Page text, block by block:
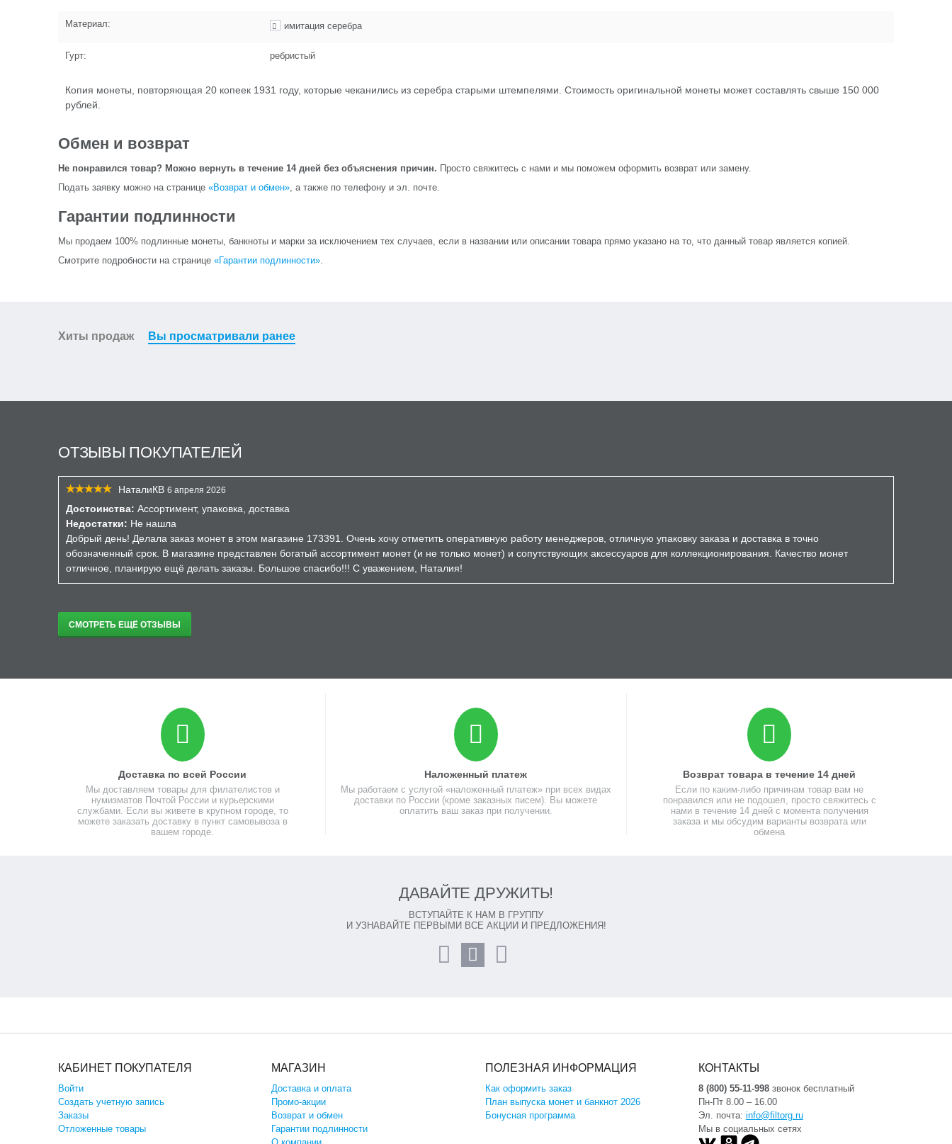
Материал: имитация серебра
Гурт: ребристый
Копия монеты, повторяющая 20 копеек 1931 году, которые чеканились из серебра старыми штемпелями. Стоимость оригинальной монеты может составлять свыше 150 000
рублей.
Обмен и возврат
Не понравился товар? Можно вернуть в течение 14 дней без объяснения причин. Просто свяжитесь с нами и мы поможем оформить возврат или замену.
Подать заявку можно на странице «Возврат и обмен», а также по телефону и эл. почте.
Гарантии подлинности
Мы продаем 100% подлинные монеты, банкноты и марки за исключением тех случаев, если в названии или описании товара прямо указано на то, что данный товар является копией.
Смотрите подробности на странице «Гарантии подлинности».
Хиты продаж Вы просматривали ранее
ОТЗЫВЫ ПОКУПАТЕЛЕЙ
НаталиКВ 6 апреля 2026
Достоинства: Ассортимент, упаковка, доставка
Недостатки: Не нашла
Добрый день! Делала заказ монет в этом магазине 173391. Очень хочу отметить оперативную работу менеджеров, отличную упаковку заказа и доставка в точно
обозначенный срок. В магазине представлен богатый ассортимент монет (и не только монет) и сопутствующих аксессуаров для коллекционирования. Качество монет
отличное, планирую ещё делать заказы. Большое спасибо!!! С уважением, Наталия!
СМОТРЕТЬ ЕЩЁ ОТЗЫВЫ
Доставка по всей России
Мы доставляем товары для филателистов и
нумизматов Почтой России и курьерскими
службами. Если вы живете в крупном городе, то
можете заказать доставку в пункт самовывоза в
вашем городе.
Наложенный платеж
Мы работаем с услугой «наложенный платеж» при всех видах
доставки по России (кроме заказных писем). Вы можете
оплатить ваш заказ при получении.
Возврат товара в течение 14 дней
Если по каким-либо причинам товар вам не
понравился или не подошел, просто свяжитесь с
нами в течение 14 дней с момента получения
заказа и мы обсудим варианты возврата или
обмена
ДАВАЙТЕ ДРУЖИТЬ!
ВСТУПАЙТЕ К НАМ В ГРУППУ
И УЗНАВАЙТЕ ПЕРВЫМИ ВСЕ АКЦИИ И ПРЕДЛОЖЕНИЯ!
КАБИНЕТ ПОКУПАТЕЛЯ
Войти
Создать учетную запись
Заказы
Отложенные товары
МАГАЗИН
Доставка и оплата
Промо-акции
Возврат и обмен
Гарантии подлинности
ПОЛЕЗНАЯ ИНФОРМАЦИЯ
Как оформить заказ
План выпуска монет и банкнот 2026
Бонусная программа
КОНТАКТЫ
8 (800) 55-11-998звонок бесплатный
Пн-Пт 8.00 – 16.00
Эл. почта: info@filtorg.ru
Мы в социальных сетях